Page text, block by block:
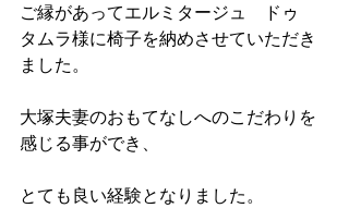
ご縁があってエルミタージュ　ドゥ
タムラ様に椅子を納めさせていただき
ました。
大塚夫妻のおもてなしへのこだわりを
感じる事ができ、
とても良い経験となりました。